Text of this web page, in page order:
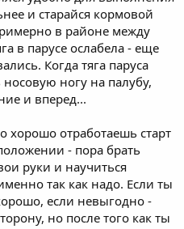
и старайся кормовой
в районе между
в парусе ослабела - еще
Когда тяга паруса
носовую ногу на палубу,
и вперед...
хорошо отработаешь старт
- пора брать
руки и научиться
так как надо. Если ты
если невыгодно -
но после того как ты